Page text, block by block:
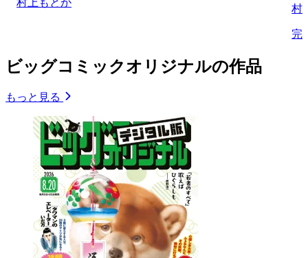
村
完
ビッグコミックオリジナルの作品
もっと見る